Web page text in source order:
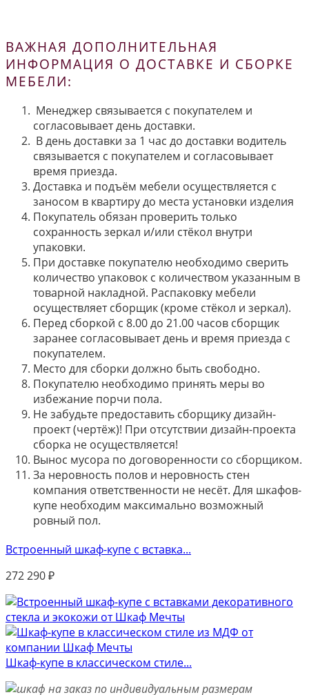
ВАЖНАЯ ДОПОЛНИТЕЛЬНАЯ
ИНФОРМАЦИЯ О ДОСТАВКЕ И СБОРКЕ
МЕБЕЛИ:
Менеджер связывается с покупателем и
согласовывает день доставки.
В день доставки за 1 час до доставки водитель
связывается с покупателем и согласовывает
время приезда.
Доставка и подъём мебели осуществляется с
заносом в квартиру до места установки изделия
Покупатель обязан проверить только
сохранность зеркал и/или стёкол внутри
упаковки.
При доставке покупателю необходимо сверить
количество упаковок с количеством указанным в
товарной накладной. Распаковку мебели
осуществляет сборщик (кроме стёкол и зеркал).
Перед сборкой с 8.00 до 21.00 часов сборщик
заранее согласовывает день и время приезда с
покупателем.
Место для сборки должно быть свободно.
Покупателю необходимо принять меры во
избежание порчи пола.
Не забудьте предоставить сборщику дизайн-
проект (чертёж)! При отсутствии дизайн-проекта
сборка не осуществляется!
Вынос мусора по договоренности со сборщиком.
За неровность полов и неровность стен
компания ответственности не несёт. Для шкафов-
купе необходим максимально возможный
ровный пол.
Встроенный шкаф-купе с вставка...
272 290₽
Шкаф-купе в классическом стиле...